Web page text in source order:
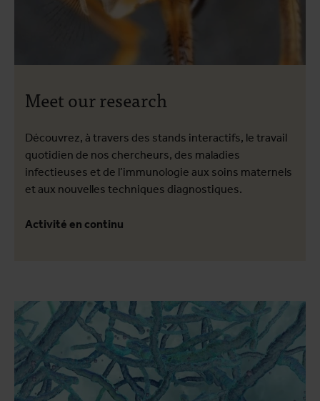
Meet our research
Découvrez, à travers des stands interactifs, le travail
quotidien de nos chercheurs, des maladies
infectieuses et de l’immunologie aux soins maternels
et aux nouvelles techniques diagnostiques.
Activité en continu